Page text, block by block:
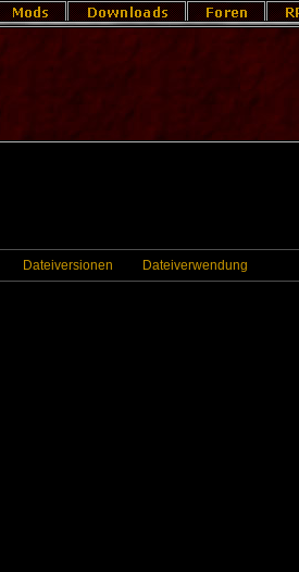
Dateiversionen Dateiverwendung